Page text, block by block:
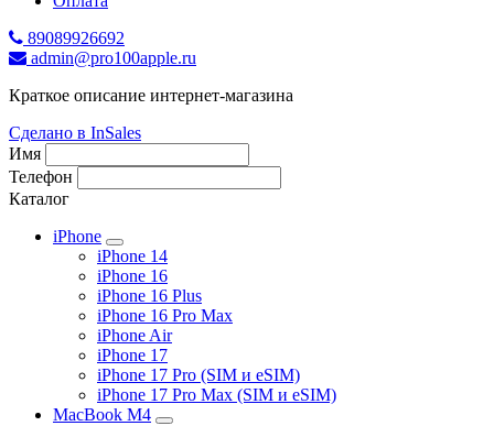
89089926692
admin@pro100apple.ru
Краткое описание интернет-магазина
Сделано в InSales
Имя
Телефон
Каталог
iPhone
iPhone 14
iPhone 16
iPhone 16 Plus
iPhone 16 Pro Max
iPhone Air
iPhone 17
iPhone 17 Pro (SIM и eSIM)
iPhone 17 Pro Max (SIM и eSIM)
MacBook M4